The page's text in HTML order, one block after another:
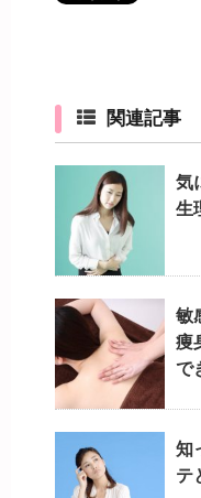
関連記事
気
生
敏
痩
で
知
テ